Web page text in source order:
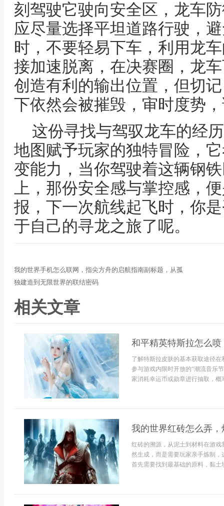
刻驾驶它驶向安全区，龙车
应尽量选择平坦道路行驶，
时，不要轻易下车，利用龙
接加速脱离，在决赛圈，龙
创造有利的输出位置，但切
下依然会被摧毁，审时度势
这份寻找与驾驭龙车的经
地图赋予玩家的独特冒险，
变能力，当你驾驶着这辆钢
上，那份安全感与掌控感，
报，下一次航线起飞时，你
于自己的寻龙之旅了呢。
我的世界手机怎么联网，指尖方舟的启航指南副标题，从孤
独建造到无限世界的联结密码
相关文章
和平精英特斯拉怎么
了解特斯拉皮肤的基本获取途径
参与游戏内限时开放的“潮流音乐
家消耗幸运币或勋章进行抽取，
我的世界红砖怎么弄
红砖的溯源，从泥土到材料在游
然生成，而是需要玩家亲手炼制
首先需要找到最基础的原料，黏